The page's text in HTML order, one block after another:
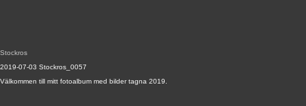
Stockros
2019-07-03 Stockros_0057
Välkommen till mitt fotoalbum med bilder tagna 2019.